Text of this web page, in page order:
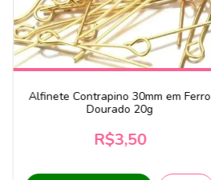
Alfinete Contrapino 30mm em Ferro
Dourado 20g
R$3,50